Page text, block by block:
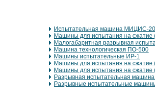
Испытательная машина МИЦИС-
Машины для испытания на сжатие
Малогабаритная разрывная
Машина технологическая ПО-500
Машины испытательные ИР-1
Машины для испытания на сжатие
Машины для испытания на сжатие
Разрывная испытательная
Разрывные испытательные